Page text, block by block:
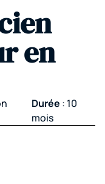
en
Durée : 10
mois